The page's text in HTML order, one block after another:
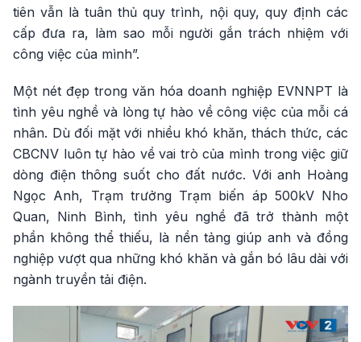
tiên vẫn là tuân thủ quy trình, nội quy, quy định các
cấp đưa ra, làm sao mỗi người gắn trách nhiệm với
công việc của mình”.
Một nét đẹp trong văn hóa doanh nghiệp EVNNPT là
tình yêu nghề và lòng tự hào về công việc của mỗi cá
nhân. Dù đối mặt với nhiều khó khăn, thách thức, các
CBCNV luôn tự hào về vai trò của mình trong việc giữ
dòng điện thông suốt cho đất nước. Với anh Hoàng
Ngọc Anh, Trạm trưởng Trạm biến áp 500kV Nho
Quan, Ninh Bình, tình yêu nghề đã trở thành một
phần không thể thiếu, là nền tảng giúp anh và đồng
nghiệp vượt qua những khó khăn và gắn bó lâu dài với
ngành truyền tải điện.